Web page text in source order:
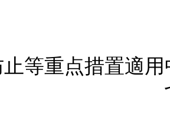
止等重点措置適